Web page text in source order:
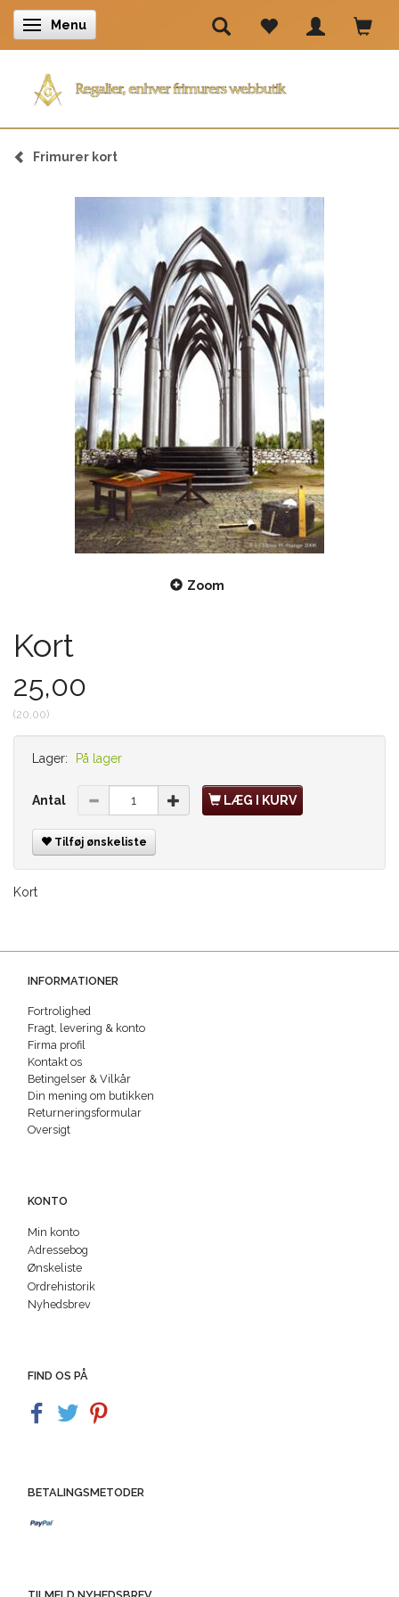
Skifte navigation
Menu
Frimurer kort
Zoom
Kort
25,00
(20,00)
Lager: På lager
Antal LÆG I KURV
Tilføj ønskeliste
Kort
INFORMATIONER
Fortrolighed
Fragt, levering & konto
Firma profil
Kontakt os
Betingelser & Vilkår
Din mening om butikken
Returneringsformular
Oversigt
KONTO
Min konto
Adressebog
Ønskeliste
Ordrehistorik
Nyhedsbrev
FIND OS PÅ
BETALINGSMETODER